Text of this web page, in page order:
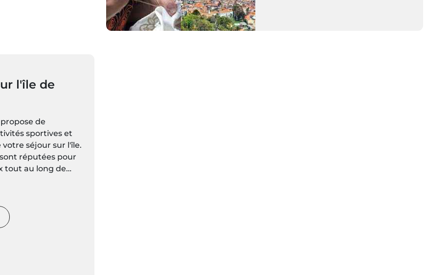
l'île de
de
sportives et
votre séjour sur l'île.
réputées pour
tout au long de
aussi
vous